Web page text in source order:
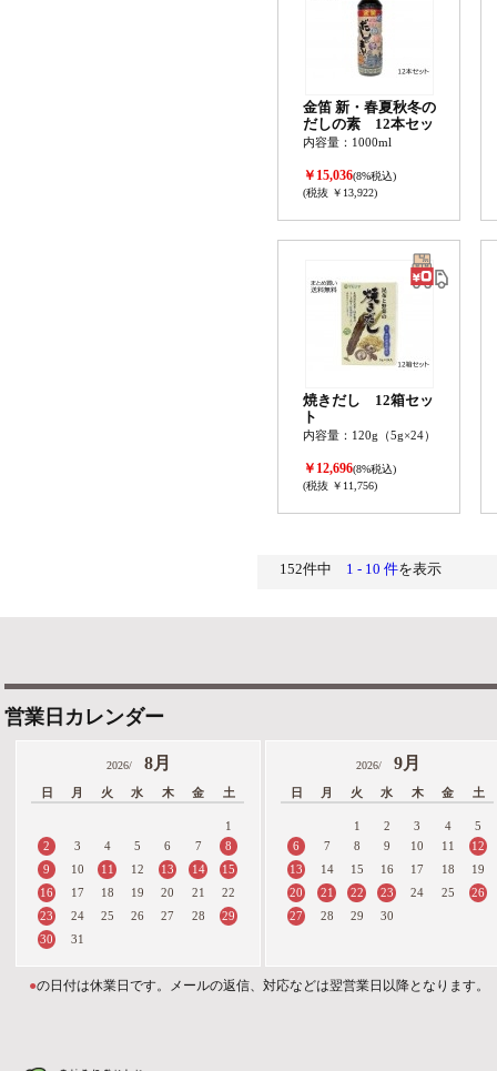
金笛 新・春夏秋冬の
だしの素 12本セッ
ト
内容量：1000ml
￥15,036(8%税込)
(税抜 ￥13,922)
焼きだし 12箱セッ
ト
内容量：120g（5g×24）
￥12,696(8%税込)
(税抜 ￥11,756)
152件中 1 - 10 件を表示
営業日カレンダー
2026/ 8月
日 月 火 水 木 金 土
1
2
3 4 5 6 7
8
9
10 11 12 13 14
15
16
17 18 19 20 21
22
23
24 25 26 27 28
29
30
31
2026/ 9月
日 月 火 水 木 金 土
1 2 3 4
5
6
7 8 9 10 11
12
13
14 15 16 17 18
19
20
21 22 23 24 25
26
27
28 29 30
●の日付は休業日です。メールの返信、対応などは翌営業日以降となります。